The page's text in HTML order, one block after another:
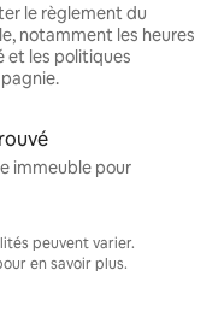
le règlement du
notamment les heures
et les politiques
immeuble pour
peuvent varier.
en savoir plus.